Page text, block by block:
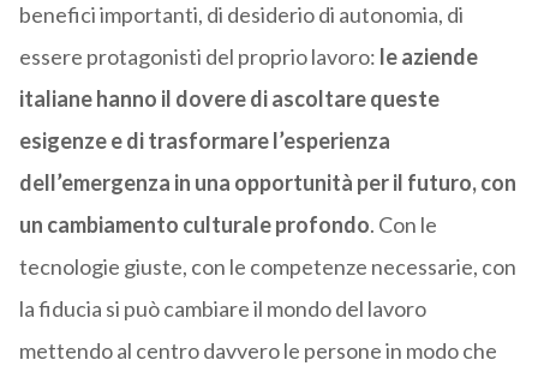
benefici importanti, di desiderio di autonomia, di
essere protagonisti del proprio lavoro: le aziende
italiane hanno il dovere di ascoltare queste
esigenze e di trasformare l’esperienza
dell’emergenza in una opportunità per il futuro, con
un cambiamento culturale profondo. Con le
tecnologie giuste, con le competenze necessarie, con
la fiducia si può cambiare il mondo del lavoro
mettendo al centro davvero le persone in modo che